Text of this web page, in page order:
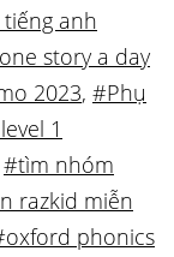
anh
story a day
2023, #Phụ
1
#tìm nhóm
razkid miễn
phonics